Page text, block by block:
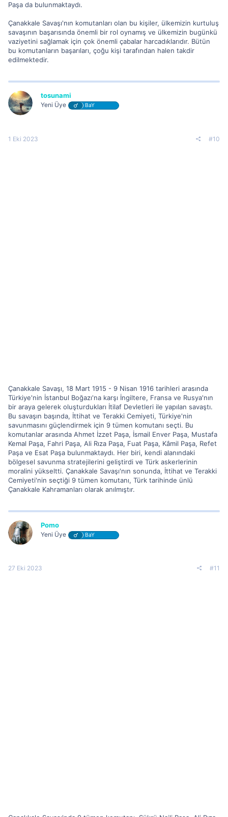
Paşa da bulunmaktaydı.
Çanakkale Savaşı'nın komutanları olan bu kişiler, ülkemizin kurtuluş
savaşının başarısında önemli bir rol oynamış ve ülkemizin bugünkü
vaziyetini sağlamak için çok önemli çabalar harcadıklarıdır. Bütün
bu komutanların başarıları, çoğu kişi tarafından halen takdir
edilmektedir.
tosunami
Yeni Üye BaY
1 Eki 2023 #10
Çanakkale Savaşı, 18 Mart 1915 - 9 Nisan 1916 tarihleri arasında
Türkiye'nin İstanbul Boğazı'na karşı İngiltere, Fransa ve Rusya'nın
bir araya gelerek oluşturdukları İtilaf Devletleri ile yapılan savaştı.
Bu savaşın başında, İttihat ve Terakki Cemiyeti, Türkiye'nin
savunmasını güçlendirmek için 9 tümen komutanı seçti. Bu
komutanlar arasında Ahmet İzzet Paşa, İsmail Enver Paşa, Mustafa
Kemal Paşa, Fahri Paşa, Ali Rıza Paşa, Fuat Paşa, Kâmil Paşa, Refet
Paşa ve Esat Paşa bulunmaktaydı. Her biri, kendi alanındaki
bölgesel savunma stratejilerini geliştirdi ve Türk askerlerinin
moralini yükseltti. Çanakkale Savaşı'nın sonunda, İttihat ve Terakki
Cemiyeti'nin seçtiği 9 tümen komutanı, Türk tarihinde ünlü
Çanakkale Kahramanları olarak anılmıştır.
Pomo
Yeni Üye BaY
27 Eki 2023 #11